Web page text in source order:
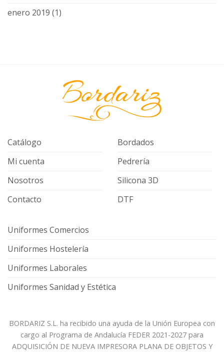
enero 2019 (1)
Catálogo
Mi cuenta
Nosotros
Contacto
Bordados
Pedrería
Silicona 3D
DTF
Uniformes Comercios
Uniformes Hostelería
Uniformes Laborales
Uniformes Sanidad y Estética
BORDARIZ S.L. ha recibido una ayuda de la Unión Europea con
cargo al Programa de Andalucía FEDER 2021-2027 para
ADQUISICIÓN DE NUEVA IMPRESORA PLANA DE OBJETOS Y